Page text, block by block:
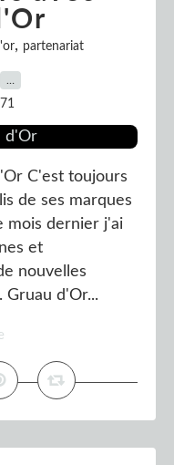
, partenariat
C'est toujours
de ses marques
mois dernier j'ai
et
nouvelles
Gruau d'Or...